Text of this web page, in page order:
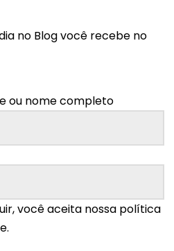
no Blog você recebe no
ou nome completo
você aceita nossa política